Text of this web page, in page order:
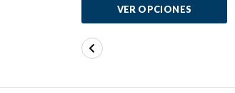
VER OPCIONES